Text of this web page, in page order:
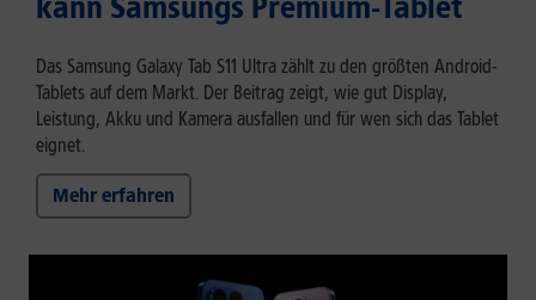
kann Samsungs Premium-Tablet
Das Samsung Galaxy Tab S11 Ultra zählt zu den größten Android-
Tablets auf dem Markt. Der Beitrag zeigt, wie gut Display,
Leistung, Akku und Kamera ausfallen und für wen sich das Tablet
eignet.
Mehr erfahren